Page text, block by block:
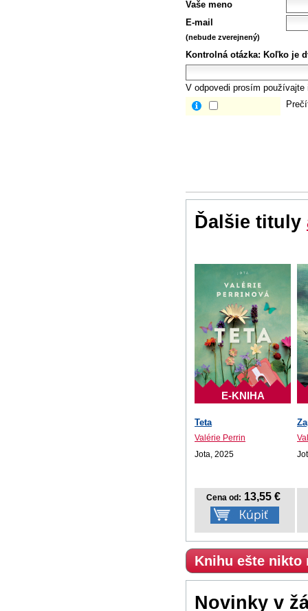
Vaše meno
E-mail
(nebude zverejnený)
Kontrolná otázka: Koľko je
V odpovedi prosím
Ďalšie tituly
E-KNIHA
Teta
Valérie Perrin
Jota, 2025
Cena od: 13,55 €
Knihu ešte nikto
Novinky v